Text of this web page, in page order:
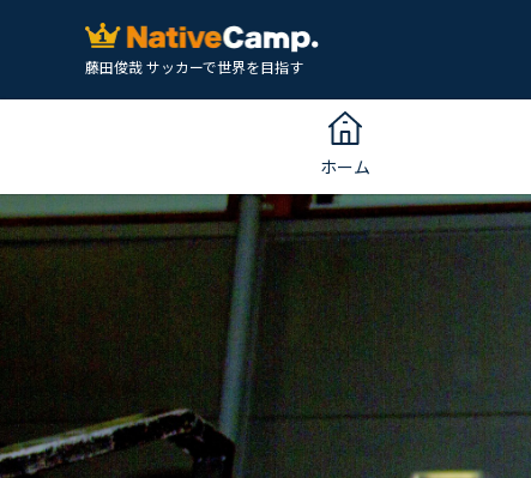
藤田俊哉 サッカーで世界を目指す
ホーム